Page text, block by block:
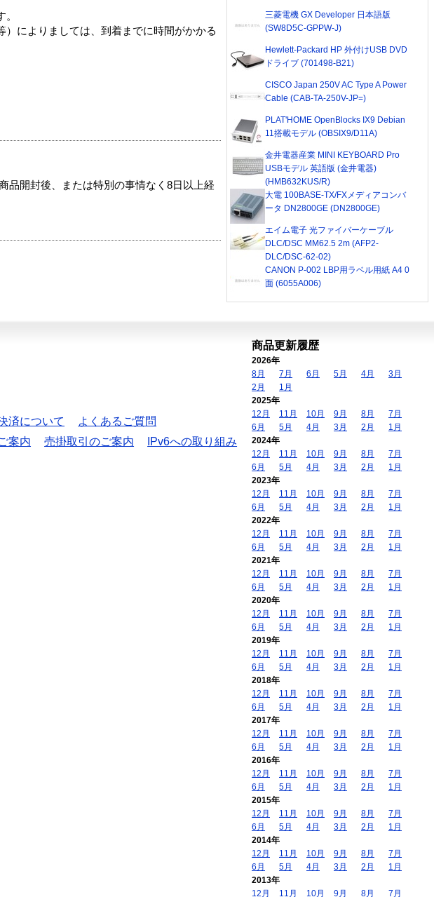
によりましては、到着までに時間がかかる
品開封後、または特別の事情なく8日以上経
三菱電機 GX Developer 日本語版
(SW8D5C-GPPW-J)
Hewlett-Packard HP 外付けUSB DVD
ドライブ (701498-B21)
CISCO Japan 250V AC Type A Power
Cable (CAB-TA-250V-JP=)
PLAT'HOME OpenBlocks IX9 Debian
11搭載モデル (OBSIX9/D11A)
金井電器産業 MINI KEYBOARD Pro
USBモデル 英語版 (金井電器)
(HMB632KUS/R)
大電 100BASE-TX/FXメディアコンバ
ータ DN2800GE (DN2800GE)
エイム電子 光ファイバーケーブル
DLC/DSC MM62.5 2m (AFP2-
DLC/DSC-62-02)
CANON P-002 LBP用ラベル用紙 A4 0
面 (6055A006)
済について
よくあるご質問
案内 売掛取引のご案内
IPv6への取り組み
商品更新履歴
2026年
8月
7月 6月 5月 4月
3月
2月
1月
2025年
12月
11月 10月 9月 8月
7月
6月
5月 4月 3月 2月
1月
2024年
12月
11月 10月 9月 8月
7月
6月
5月 4月 3月 2月
1月
2023年
12月
11月 10月 9月 8月
7月
6月
5月 4月 3月 2月
1月
2022年
12月
11月 10月 9月 8月
7月
6月
5月 4月 3月 2月
1月
2021年
12月
11月 10月 9月 8月
7月
6月
5月 4月 3月 2月
1月
2020年
12月
11月 10月 9月 8月
7月
6月
5月 4月 3月 2月
1月
2019年
12月
11月 10月 9月 8月
7月
6月
5月 4月 3月 2月
1月
2018年
12月
11月 10月 9月 8月
7月
6月
5月 4月 3月 2月
1月
2017年
12月
11月 10月 9月 8月
7月
6月
5月 4月 3月 2月
1月
2016年
12月
11月 10月 9月 8月
7月
6月
5月 4月 3月 2月
1月
2015年
12月
11月 10月 9月 8月
7月
6月
5月 4月 3月 2月
1月
2014年
12月
11月 10月 9月 8月
7月
6月
5月 4月 3月 2月
1月
2013年
12月
11月 10月 9月 8月 7月